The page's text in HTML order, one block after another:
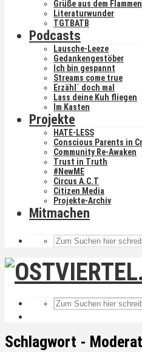
Grüße aus dem
Literaturwunder
TGTBATB
Podcasts
Lausche-Leeze
Gedankengestöber
Ich bin gespannt
Streams come true
Erzähl´ doch mal
Lass deine Kuh fliegen
Im Kasten
Projekte
HATE-LESS
Conscious Parents in
Community Re-Awaken
Trust in Truth
#NewME
Circus A.C.T
Citizen Media
Projekte-Archiv
Mitmachen
Schlagwort -